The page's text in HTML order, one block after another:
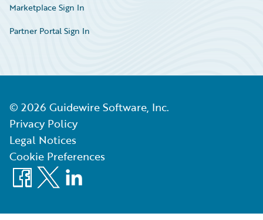
Marketplace Sign In
Partner Portal Sign In
© 2026 Guidewire Software, Inc.
Privacy Policy
Legal Notices
Cookie Preferences
Facebook
X LinkedIn